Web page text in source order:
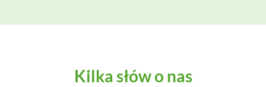
Kilka słów o nas